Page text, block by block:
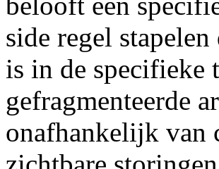
side regel
is in de specifieke
gefragmenteerde
onafhankelijk van